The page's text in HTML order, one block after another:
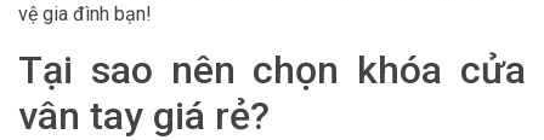
vệ gia đình bạn!
Tại sao nên chọn khóa cửa
vân tay giá rẻ?